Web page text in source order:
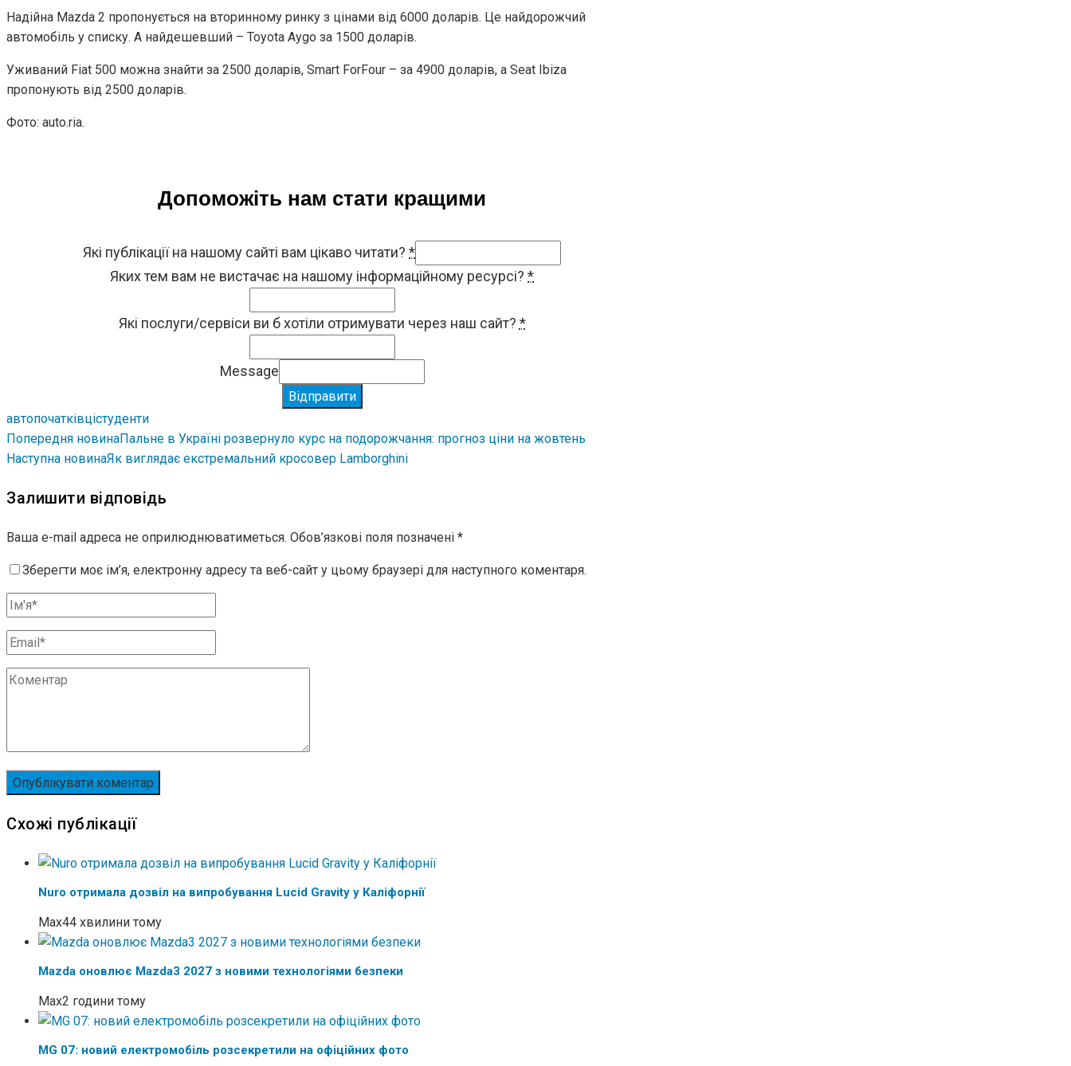
Надійна Mazda 2 пропонується на вторинному ринку з цінами від 6000 доларів. Це найдорожчий
автомобіль у списку. А найдешевший – Toyota Aygo за 1500 доларів.
Уживаний Fiat 500 можна знайти за 2500 доларів, Smart ForFour – за 4900 доларів, а Seat Ibiza
пропонують від 2500 доларів.
Фото: auto.ria.
Допоможіть нам стати кращими
Які публікації на нашому сайті вам цікаво читати? *
Яких тем вам не вистачає на нашому інформаційному ресурсі? *
Які послуги/сервіси ви б хотіли отримувати через наш сайт? *
Message
Відправити
автопочатківцістуденти
Попередня новинаПальне в Україні розвернуло курс на подорожчання: прогноз ціни на жовтень
Наступна новинаЯк виглядає екстремальний кросовер Lamborghini
Залишити відповідь
Ваша e-mail адреса не оприлюднюватиметься. Обов’язкові поля позначені *
Зберегти моє ім’я, електронну адресу та веб-сайт у цьому браузері для наступного коментаря.
Схожі публікації
Nuro отримала дозвіл на випробування Lucid Gravity у Каліфорнії
Max44 хвилини тому
Mazda оновлює Mazda3 2027 з новими технологіями безпеки
Max2 години тому
MG 07: новий електромобіль розсекретили на офіційних фото